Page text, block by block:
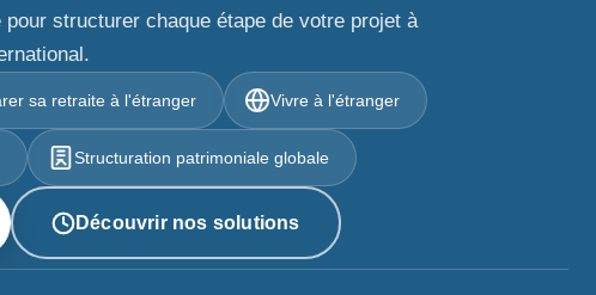
structurer chaque étape de votre projet à
sa retraite à l'étranger Vivre à l'étranger
Structuration patrimoniale globale
Découvrir nos solutions